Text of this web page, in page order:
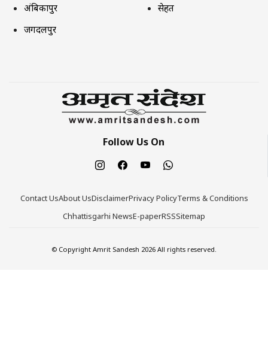
अंबिकापुर
जगदलपुर
सेहत
Follow Us On
Contact UsAbout UsDisclaimerPrivacy PolicyTerms & Conditions
Chhattisgarhi NewsE-paperRSSSitemap
© Copyright Amrit Sandesh 2026 All rights reserved.